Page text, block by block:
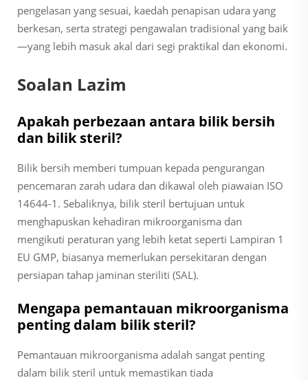
pengelasan yang sesuai, kaedah penapisan udara yang
berkesan, serta strategi pengawalan tradisional yang baik
—yang lebih masuk akal dari segi praktikal dan ekonomi.
Soalan Lazim
Apakah perbezaan antara bilik bersih
dan bilik steril?
Bilik bersih memberi tumpuan kepada pengurangan
pencemaran zarah udara dan dikawal oleh piawaian ISO
14644-1. Sebaliknya, bilik steril bertujuan untuk
menghapuskan kehadiran mikroorganisma dan
mengikuti peraturan yang lebih ketat seperti Lampiran 1
EU GMP, biasanya memerlukan persekitaran dengan
persiapan tahap jaminan steriliti (SAL).
Mengapa pemantauan mikroorganisma
penting dalam bilik steril?
Pemantauan mikroorganisma adalah sangat penting
dalam bilik steril untuk memastikan tiada